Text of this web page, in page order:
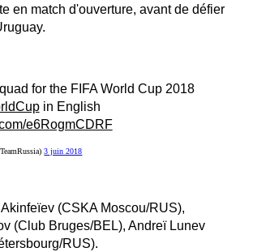
en match d'ouverture, avant de défier
for the FIFA World Cup 2018
in English
e6RogmCDRF
3 juin 2018
Akinfeïev (CSKA Moscou/RUS),
(Club Bruges/BEL), Andreï Lunev
RUS).